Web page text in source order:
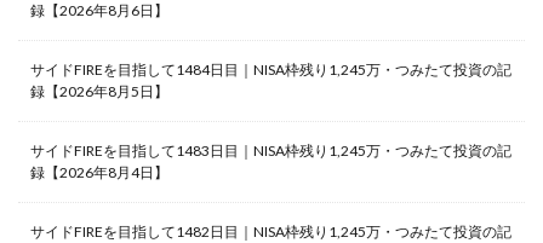
録【2026年8月6日】
サイドFIREを目指して1484日目｜NISA枠残り1,245万・つみたて投資の記
録【2026年8月5日】
サイドFIREを目指して1483日目｜NISA枠残り1,245万・つみたて投資の記
録【2026年8月4日】
サイドFIREを目指して1482日目｜NISA枠残り1,245万・つみたて投資の記